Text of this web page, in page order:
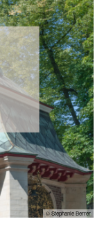
© Stephanie Berrer